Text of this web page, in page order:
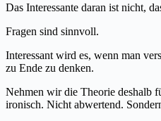
Das Interessante daran ist nicht,
Fragen sind sinnvoll.
Interessant wird es, wenn man
zu Ende zu denken.
Nehmen wir die Theorie deshalb
ironisch. Nicht abwertend.